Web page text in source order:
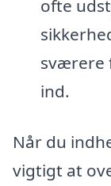
ofte
sværere
ind.
Når du
vigtigt at